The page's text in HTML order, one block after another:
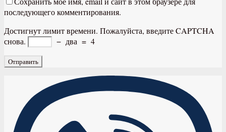
последующего комментирования.
Достигнут лимит времени. Пожалуйста, введите CAPTCHA
снова.
− два = 4